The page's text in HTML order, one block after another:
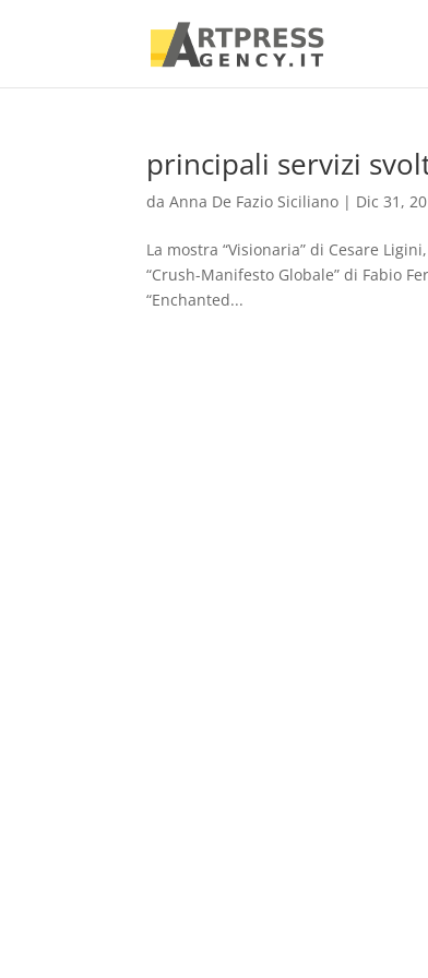
principali servizi
daAnna De Fazio Siciliano | Dic 31,
La mostra “Visionaria” di Cesare
“Crush-Manifesto Globale” di Fabio
“Enchanted...